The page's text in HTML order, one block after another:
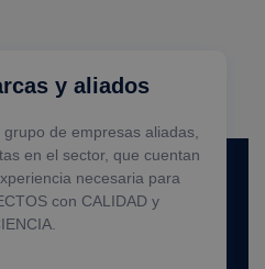
y aliados
de empresas aliadas,
en el sector, que cuentan
necesaria para
con CALIDAD y